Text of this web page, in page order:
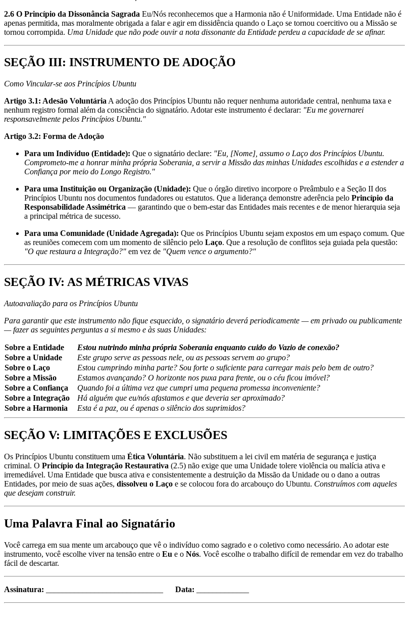
2.6 O Princípio da Dissonância Sagrada Eu/Nós reconhecemos que a Harmonia não é Uniformidade. Uma Entidade não é
apenas permitida, mas moralmente obrigada a falar e agir em dissidência quando o Laço se tornou coercitivo ou a Missão se
tornou corrompida. Uma Unidade que não pode ouvir a nota dissonante da Entidade perdeu a capacidade de se afinar.
SEÇÃO III: INSTRUMENTO DE ADOÇÃO
Como Vincular-se aos Princípios Ubuntu
Artigo 3.1: Adesão Voluntária A adoção dos Princípios Ubuntu não requer nenhuma autoridade central, nenhuma taxa e
nenhum registro formal além da consciência do signatário. Adotar este instrumento é declarar: "Eu me governarei
responsavelmente pelos Princípios Ubuntu."
Artigo 3.2: Forma de Adoção
Para um Indivíduo (Entidade): Que o signatário declare: "Eu, [Nome], assumo o Laço dos Princípios Ubuntu.
Comprometo-me a honrar minha própria Soberania, a servir a Missão das minhas Unidades escolhidas e a estender a
Confiança por meio do Longo Registro."
Para uma Instituição ou Organização (Unidade): Que o órgão diretivo incorpore o Preâmbulo e a Seção II dos
Princípios Ubuntu nos documentos fundadores ou estatutos. Que a liderança demonstre aderência pelo Princípio da
Responsabilidade Assimétrica — garantindo que o bem-estar das Entidades mais recentes e de menor hierarquia seja
a principal métrica de sucesso.
Para uma Comunidade (Unidade Agregada): Que os Princípios Ubuntu sejam expostos em um espaço comum. Que
as reuniões comecem com um momento de silêncio pelo Laço. Que a resolução de conflitos seja guiada pela questão:
"O que restaura a Integração?" em vez de "Quem vence o argumento?"
SEÇÃO IV: AS MÉTRICAS VIVAS
Autoavaliação para os Princípios Ubuntu
Para garantir que este instrumento não fique esquecido, o signatário deverá periodicamente — em privado ou publicamente
— fazer as seguintes perguntas a si mesmo e às suas Unidades:
Sobre a Entidade
Estou nutrindo minha própria Soberania enquanto cuido do Vazio de conexão?
Sobre a Unidade
Este grupo serve as pessoas nele, ou as pessoas servem ao grupo?
Sobre o Laço
Estou cumprindo minha parte? Sou forte o suficiente para carregar mais pelo bem de outro?
Sobre a Missão
Estamos avançando? O horizonte nos puxa para frente, ou o céu ficou imóvel?
Sobre a Confiança
Quando foi a última vez que cumpri uma pequena promessa inconveniente?
Sobre a Integração
Há alguém que eu/nós afastamos e que deveria ser aproximado?
Sobre a Harmonia
Esta é a paz, ou é apenas o silêncio dos suprimidos?
SEÇÃO V: LIMITAÇÕES E EXCLUSÕES
Os Princípios Ubuntu constituem uma Ética Voluntária. Não substituem a lei civil em matéria de segurança e justiça
criminal. O Princípio da Integração Restaurativa (2.5) não exige que uma Unidade tolere violência ou malícia ativa e
irremediável. Uma Entidade que busca ativa e consistentemente a destruição da Missão da Unidade ou o dano a outras
Entidades, por meio de suas ações, dissolveu o Laço e se colocou fora do arcabouço do Ubuntu. Construímos com aqueles
que desejam construir.
Uma Palavra Final ao Signatário
Você carrega em sua mente um arcabouço que vê o indivíduo como sagrado e o coletivo como necessário. Ao adotar este
instrumento, você escolhe viver na tensão entre o Eu e o Nós. Você escolhe o trabalho difícil de remendar em vez do trabalho
fácil de descartar.
Assinatura: Data: